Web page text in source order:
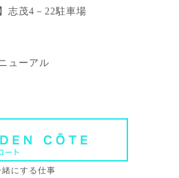
志茂4－22駐車場
ューアル
にする仕事